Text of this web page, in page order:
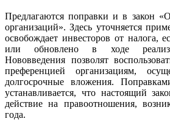
Предлагаются поправки и в закон
организаций». Здесь уточняется
освобождает инвесторов от налога,
или обновлено в ходе
Нововведения позволят
преференцией организациям,
долгосрочные вложения.
устанавливается, что настоящий
действие на правоотношения,
года.